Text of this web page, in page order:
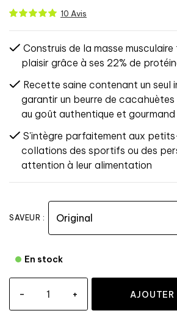
10 Avis
Construis de la masse
plaisir grâce à ses 22% de
Recette saine contenant un seul
garantir un beurre de
au goût authentique et gourmand
S'intègre parfaitement aux
collations des sportifs ou des
attention à leur alimentation
SAVEUR :
En stock
- + AJOUTER